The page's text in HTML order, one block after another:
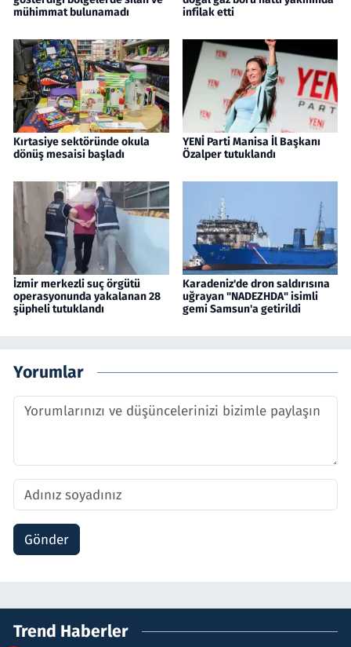
mühimmat bulunamadı
infilak etti
Kırtasiye sektöründe okula
dönüş mesaisi başladı
YENİ Parti Manisa İl Başkanı
Özalper tutuklandı
İzmir merkezli suç örgütü
operasyonunda yakalanan 28
şüpheli tutuklandı
Karadeniz'de dron saldırısına
uğrayan "NADEZHDA" isimli
gemi Samsun'a getirildi
Yorumlar
Gönder
Trend Haberler